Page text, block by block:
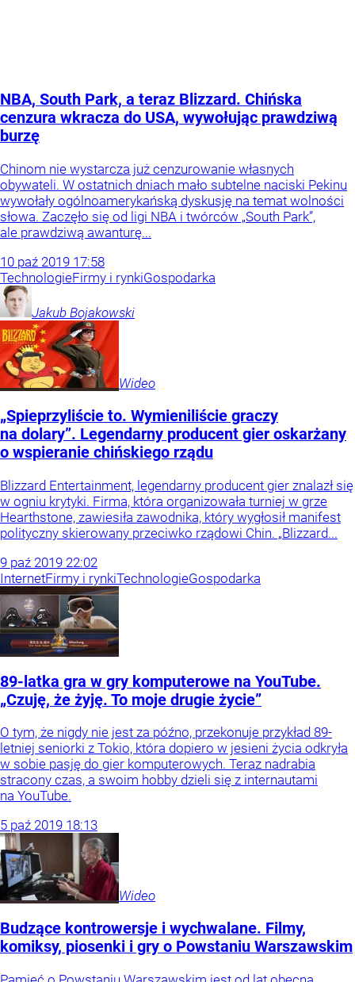
NBA, South Park, a teraz Blizzard. Chińska
cenzura wkracza do USA, wywołując prawdziwą
burzę
Chinom nie wystarcza już cenzurowanie własnych
obywateli. W ostatnich dniach mało subtelne naciski Pekinu
wywołały ogólnoamerykańską dyskusję na temat wolności
słowa. Zaczęło się od ligi NBA i twórców „South Park”,
ale prawdziwą awanturę...
10 paź 2019 17:58
TechnologieFirmy i rynkiGospodarka
Jakub Bojakowski
Wideo
„Spieprzyliście to. Wymieniliście graczy
na dolary”. Legendarny producent gier oskarżany
o wspieranie chińskiego rządu
Blizzard Entertainment, legendarny producent gier znalazł się
w ogniu krytyki. Firma, która organizowała turniej w grze
Hearthstone, zawiesiła zawodnika, który wygłosił manifest
polityczny skierowany przeciwko rządowi Chin. „Blizzard...
9 paź 2019 22:02
InternetFirmy i rynkiTechnologieGospodarka
89-latka gra w gry komputerowe na YouTube.
„Czuję, że żyję. To moje drugie życie”
O tym, że nigdy nie jest za późno, przekonuje przykład 89-
letniej seniorki z Tokio, która dopiero w jesieni życia odkryła
w sobie pasję do gier komputerowych. Teraz nadrabia
stracony czas, a swoim hobby dzieli się z internautami
na YouTube.
5 paź 2019 18:13
Wideo
Budzące kontrowersje i wychwalane. Filmy,
komiksy, piosenki i gry o Powstaniu Warszawskim